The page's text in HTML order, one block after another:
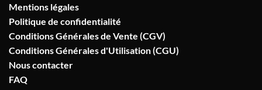
Mentions légales
Politique de confidentialité
Conditions Générales de Vente (CGV)
Conditions Générales d'Utilisation (CGU)
Nous contacter
FAQ